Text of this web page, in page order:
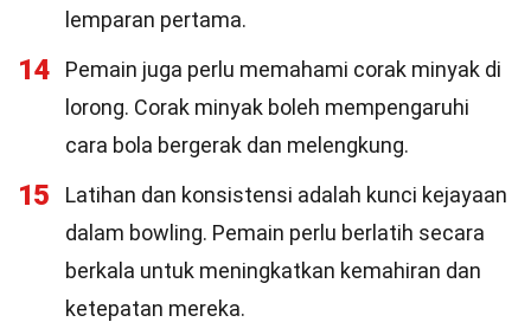
lemparan pertama.
14
Pemain juga perlu memahami corak minyak di
lorong. Corak minyak boleh mempengaruhi
cara bola bergerak dan melengkung.
15
Latihan dan konsistensi adalah kunci kejayaan
dalam bowling. Pemain perlu berlatih secara
berkala untuk meningkatkan kemahiran dan
ketepatan mereka.